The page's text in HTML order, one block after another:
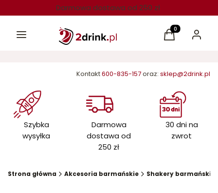
Darmowa dostawa od 250 zł
Menu Produkty w
Koszyk Zaloguj
Kontakt600-835-157oraz: sklep@2drink.pl
Szybka
wysyłka
Darmowa
dostawa od
250 zł
30 dni na
zwrot
Strona główna Akcesoria barmańskie Shakery barmańskie